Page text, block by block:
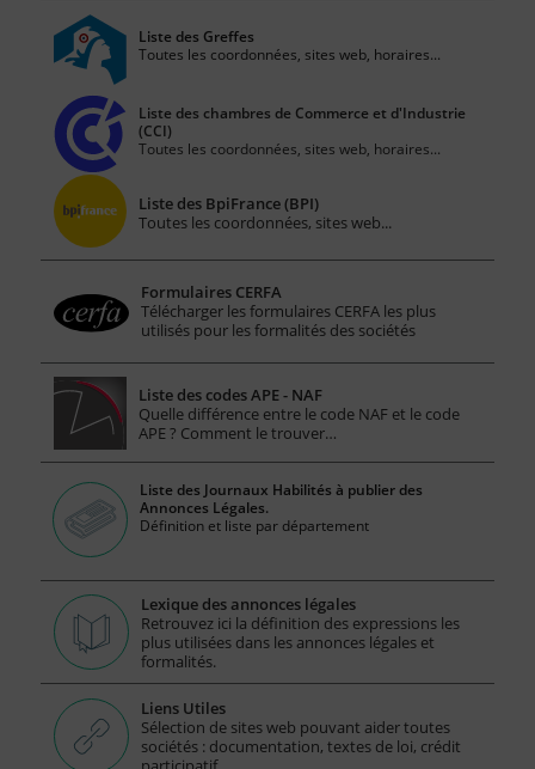
Liste des Greffes
Toutes les coordonnées, sites web, horaires...
Liste des chambres de Commerce et d'Industrie
(CCI)
Toutes les coordonnées, sites web, horaires...
Liste des BpiFrance (BPI)
Toutes les coordonnées, sites web...
Formulaires CERFA
Télécharger les formulaires CERFA les plus
utilisés pour les formalités des sociétés
Liste des codes APE - NAF
Quelle différence entre le code NAF et le code
APE ? Comment le trouver…
Liste des Journaux Habilités à publier des
Annonces Légales.
Définition et liste par département
Lexique des annonces légales
Retrouvez ici la définition des expressions les
plus utilisées dans les annonces légales et
formalités.
Liens Utiles
Sélection de sites web pouvant aider toutes
sociétés : documentation, textes de loi, crédit